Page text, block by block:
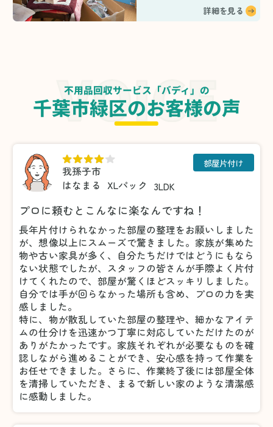
詳細を見る
不用品回収サービス「バディ」の
千葉市緑区のお客様の声
我孫子市
はなまる
XLパック 3LDK
部屋片付け
プロに頼むとこんなに楽なんですね！
長年片付けられなかった部屋の整理をお願いしました
が、想像以上にスムーズで驚きました。家族が集めた
物や古い家具が多く、自分たちだけではどうにもなら
ない状態でしたが、スタッフの皆さんが手際よく片付
けてくれたので、部屋が驚くほどスッキリしました。
自分では手が回らなかった場所も含め、プロの力を実
感しました。
特に、物が散乱していた部屋の整理や、細かなアイテ
ムの仕分けを迅速かつ丁寧に対応していただけたのが
ありがたかったです。家族それぞれが必要なものを確
認しながら進めることができ、安心感を持って作業を
お任せできました。さらに、作業終了後には部屋全体
を清掃していただき、まるで新しい家のような清潔感
に感動しました。